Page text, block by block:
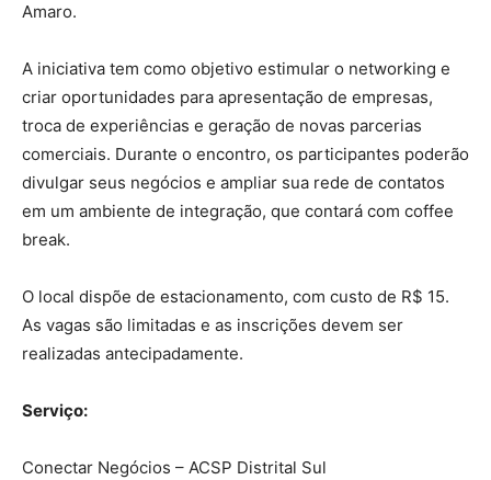
Amaro.
A iniciativa tem como objetivo estimular o networking e
criar oportunidades para apresentação de empresas,
troca de experiências e geração de novas parcerias
comerciais. Durante o encontro, os participantes poderão
divulgar seus negócios e ampliar sua rede de contatos
em um ambiente de integração, que contará com coffee
break.
O local dispõe de estacionamento, com custo de R$ 15.
As vagas são limitadas e as inscrições devem ser
realizadas antecipadamente.
Serviço:
Conectar Negócios – ACSP Distrital Sul